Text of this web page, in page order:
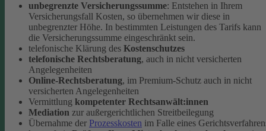
unbegrenzte Versicherungssumme: Entstehen in Ihrem
Versicherungsfall Kosten, so übernehmen wir diese in
unbegrenzter Höhe. In bestimmten Leistungen des Tarifs kann
die Versicherungssumme eingeschränkt sein.
telefonische Klärung des Kostenschutzes
telefonische Rechtsberatung, auch in nicht versicherten
Angelegenheiten
Online-Rechtsberatung, im Premium-Schutz auch in nicht
versicherten Angelegenheiten
Vermittlung kompetenter Rechtsanwält:innen
Mediation zur außergerichtlichen Streitbeilegung
Übernahme der Prozesskosten im Falle eines